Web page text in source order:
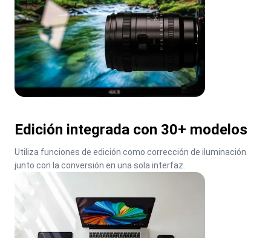
Edición integrada con 30+ modelos
Utiliza funciones de edición como corrección de iluminación
junto con la conversión en una sola interfaz.